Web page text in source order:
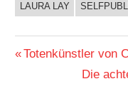
LAURA LAY
Vorheriger
Totenkünstler von
Die